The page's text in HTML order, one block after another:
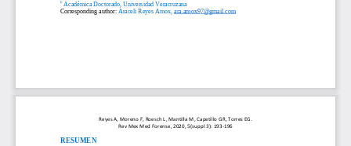
6 Académica Doctorado, Universidad Veracruzana
Corresponding author: Araceli Reyes Amox, ara.amox97@gmail.com
Reyes A, Moreno F, Roesch L, Mantilla M, Capetillo GR, Torres EG.
Rev Mex Med Forense, 2020, 5(suppl 3): 193-196
RESUMEN